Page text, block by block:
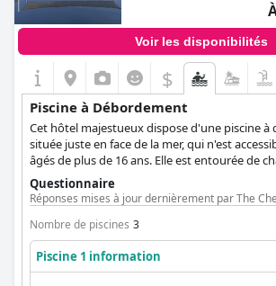
Voir les disponibilités
$
Piscine à Débordement
Cet hôtel majestueux dispose d'une piscine
située juste en face de la mer, qui n'est
âgés de plus de 16 ans. Elle est entourée de
de parasols, permettant aux clients de se
et de ne faire qu'un avec la mer en face d'eux.
Questionnaire
Réponses mises à jour dernièrement par The
Nombre de piscines 3
Piscine 1 information